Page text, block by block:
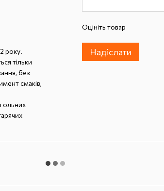
року.
тільки
без
смаків,
Оцініть товар
Надіслати